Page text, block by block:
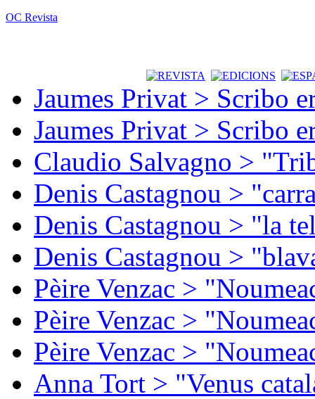
OC Revista
Jaumes Privat > Scribo
Jaumes Privat > Scribo
Claudio Salvagno >
Denis Castagnou >
Denis Castagnou > "la
Denis Castagnou >
Pèire Venzac >
Pèire Venzac >
Pèire Venzac >
Anna Tort > "Venus